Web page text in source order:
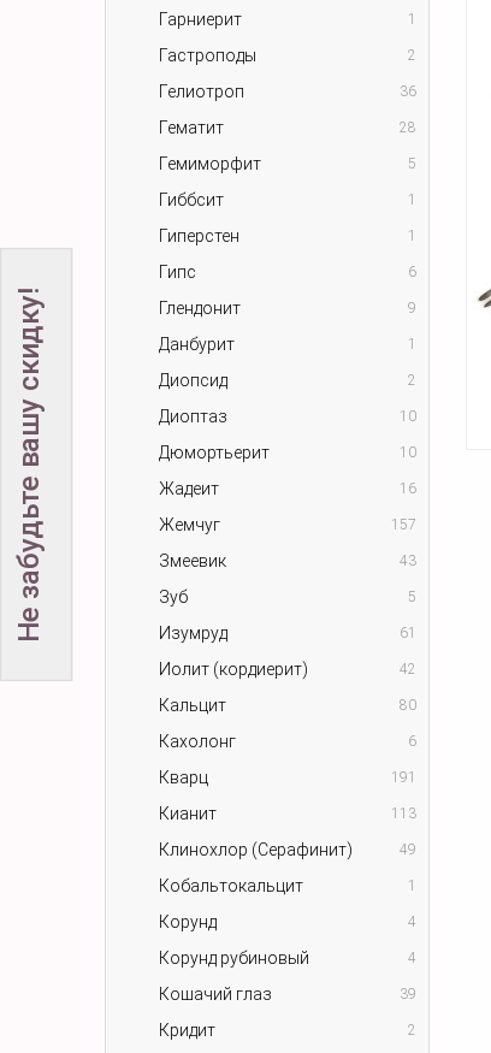
Гарниерит 1
Гастроподы 2
Гелиотроп 36
Гематит 28
Гемиморфит 5
Гиббсит 1
Гиперстен 1
Гипс 6
Глендонит 9
Данбурит 1
Диопсид 2
Диоптаз 10
Дюмортьерит 10
Жадеит 16
Жемчуг 157
Змеевик 43
Зуб 5
Изумруд 61
Иолит (кордиерит) 42
Кальцит 80
Кахолонг 6
Кварц 191
Кианит 113
Клинохлор (Серафинит) 49
Кобальтокальцит 1
Корунд 4
Корунд рубиновый 4
Кошачий глаз 39
Кридит 2
Не забудьте вашу скидку!